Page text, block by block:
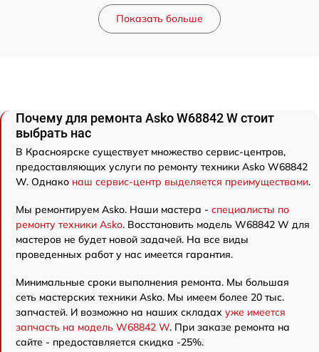
Показать больше
Почему для ремонта Asko W68842 W стоит
выбрать нас
В Красноярске существует множество сервис-центров,
предоставляющих услуги по ремонту техники Asko W68842
W. Однако наш сервис-центр выделяется преимуществами.
Мы ремонтируем Asko. Наши мастера - специалисты по
ремонту техники Asko. Восстановить модель W68842 W для
мастеров не будет новой задачей. На все виды
проведенных работ у нас имеется гарантия.
Минимальные сроки выполнения ремонта. Мы большая
сеть мастерских техники Asko. Мы имеем более 20 тыс.
запчастей. И возможно на наших складах уже имеется
запчасть на модель W68842 W. При заказе ремонта на
сайте - предоставляется скидка -25%.